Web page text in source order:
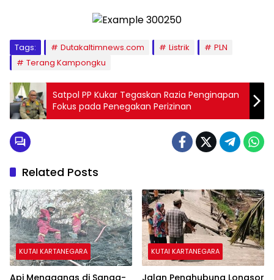
Tags: Dutakaltimnews.com Listrik
PLN
Terang Kampongku
Satpol PP Kukar Tegaskan Razia Penginapan
Fokus pada Penegakan Perizinan
Related Posts
KUTAI KARTANEGARA KUTAI KARTANEGARA